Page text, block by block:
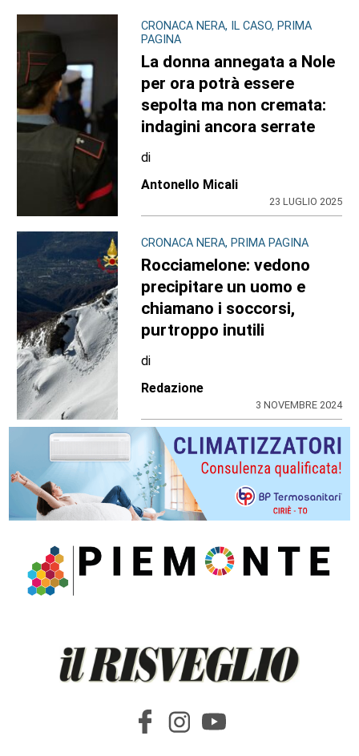
CRONACA NERA, IL CASO, PRIMA
PAGINA
La donna annegata a Nole
per ora potrà essere
sepolta ma non cremata:
indagini ancora serrate
di
Antonello Micali
23 LUGLIO 2025
CRONACA NERA, PRIMA PAGINA
Rocciamelone: vedono
precipitare un uomo e
chiamano i soccorsi,
purtroppo inutili
di
Redazione
3 NOVEMBRE 2024